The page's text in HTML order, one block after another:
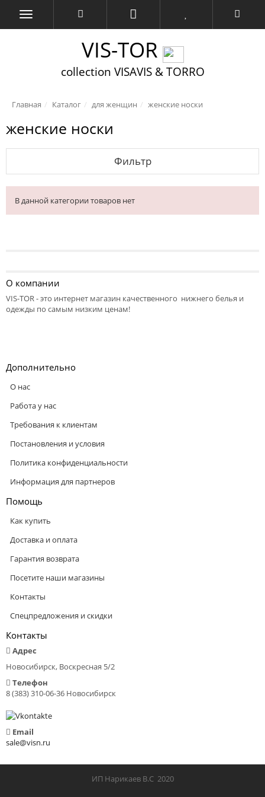
VIS-TOR
collection VISAVIS & TORRO
Главная Каталог для женщин женские носки
женские носки
Фильтр
В данной категории товаров нет
О компании
VIS-TOR - это интернет магазин качественного нижнего белья и
одежды по самым низким ценам!
Дополнительно
О нас
Работа у нас
Требования к клиентам
Постановления и условия
Политика конфиденциальности
Информация для партнеров
Помощь
Как купить
Доставка и оплата
Гарантия возврата
Посетите наши магазины
Контакты
Спецпредложения и скидки
Контакты
Адрес
Новосибирск, Воскресная 5/2
Телефон
8 (383) 310-06-36 Новосибирск
Email
sale@visn.ru
ИП Нарикаев В.С 2020